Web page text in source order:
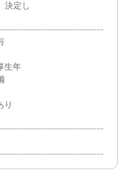
決定し
生年
り